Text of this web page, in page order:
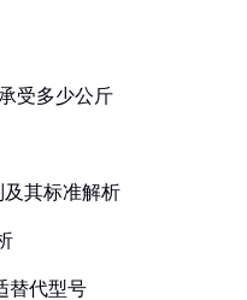
受多少公斤
及其标准解析
替代型号